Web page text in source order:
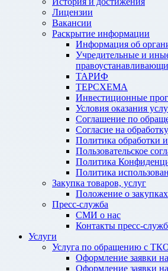
Лицензии
Вакансии
Раскрытие информации
Информация об
Учредительные и
ТАРИФ
ТЕРСХЕМА
Инвестиционные
Условия оказания
Соглашение по
Согласие на
Политика обработки
Пользовательское
Политика
Политика
Закупка товаров, услуг
Положение о закупках
Пресс-служба
СМИ о нас
Контакты пресс-
Услуги
Услуга по обращению с
Оформление заявки
Оформление заявки